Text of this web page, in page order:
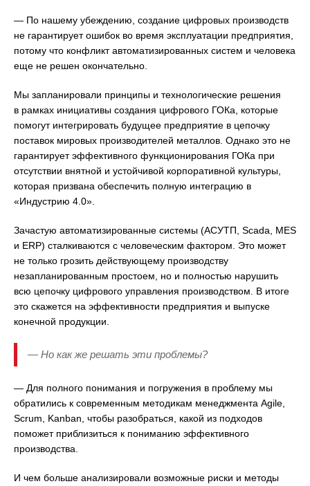
— По нашему убеждению, создание цифровых производств
не гарантирует ошибок во время эксплуатации предприятия,
потому что конфликт автоматизированных систем и человека
еще не решен окончательно.
Мы запланировали принципы и технологические решения
в рамках инициативы создания цифрового ГОКа, которые
помогут интегрировать будущее предприятие в цепочку
поставок мировых производителей металлов. Однако это не
гарантирует эффективного функционирования ГОКа при
отсутствии внятной и устойчивой корпоративной культуры,
которая призвана обеспечить полную интеграцию в
«Индустрию 4.0».
Зачастую автоматизированные системы (АСУТП, Scada, MES
и ERP) сталкиваются с человеческим фактором. Это может
не только грозить действующему производству
незапланированным простоем, но и полностью нарушить
всю цепочку цифрового управления производством. В итоге
это скажется на эффективности предприятия и выпуске
конечной продукции.
— Но как же решать эти проблемы?
— Для полного понимания и погружения в проблему мы
обратились к современным методикам менеджмента Agile,
Scrum, Kanban, чтобы разобраться, какой из подходов
поможет приблизиться к пониманию эффективного
производства.
И чем больше анализировали возможные риски и методы